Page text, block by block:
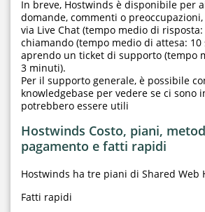
In breve, Hostwinds è disponibile per
domande, commenti o
via Live Chat (tempo medio di risposta:
chiamando (tempo medio di attesa: 10
aprendo un ticket di supporto (tempo
3 minuti).
Per il supporto generale, è possibile
knowledgebase per vedere se ci sono
potrebbero essere utili
Hostwinds Costo, piani,
pagamento e fatti rapidi
Hostwinds ha tre piani di Shared Web
Fatti rapidi